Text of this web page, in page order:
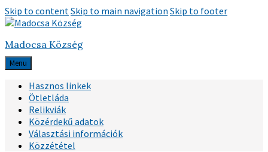
Skip to contentSkip to main navigation Skip to footer
Madocsa Község
Menu
Hasznos linkek
Ötletláda
Relikviák
Közérdekű adatok
Választási információk
Közzététel